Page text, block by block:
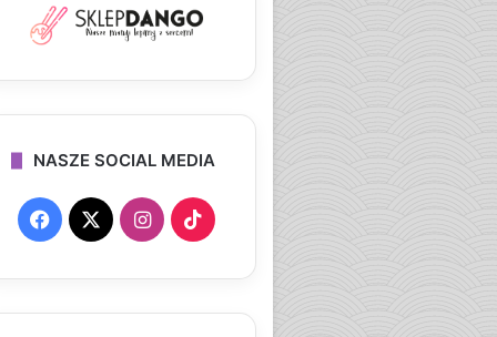
NASZE SOCIAL MEDIA
F
c
X
I
s
T
k